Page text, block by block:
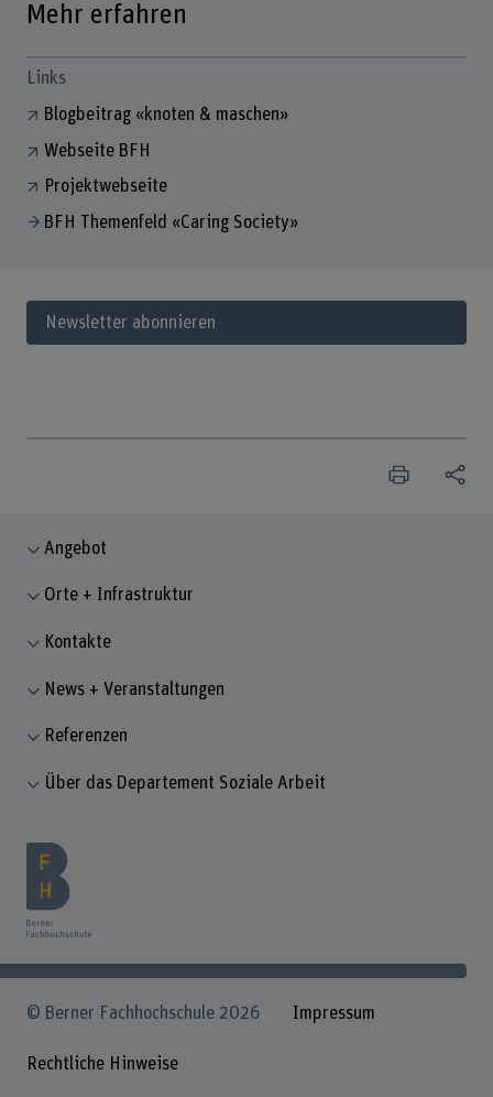
Mehr erfahren
Links
Blogbeitrag «knoten & maschen»
Webseite BFH
Projektwebseite
BFH Themenfeld «Caring Society»
Newsletter abonnieren
Angebot
Orte + Infrastruktur
Kontakte
News + Veranstaltungen
Referenzen
Über das Departement Soziale Arbeit
© Berner Fachhochschule 2026 Impressum
Rechtliche Hinweise